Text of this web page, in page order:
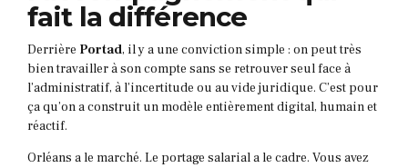
fait la différence
Derrière Portad, il y a une conviction simple : on peut très
bien travailler à son compte sans se retrouver seul face à
l’administratif, à l’incertitude ou au vide juridique. C’est pour
ça qu’on a construit un modèle entièrement digital, humain et
réactif.
Orléans a le marché. Le portage salarial a le cadre. Vous avez